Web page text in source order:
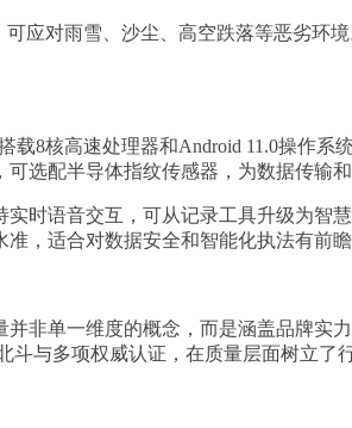
应对雨雪、沙尘、高空跌落等恶劣环
载8核高速处理器和Android 11.0操作
选配半导体指纹传感器，为数据传输
时语音交互，可从记录工具升级为
，适合对数据安全和智能化执法有前瞻
非单一维度的概念，而是涵盖品牌
斗与多项权威认证，在质量层面树立